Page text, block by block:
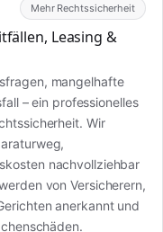
Mehr Rechtssicherheit
Leasing &
mangelhafte
– ein professionelles
Wir
nachvollziehbar
von Versicherern,
anerkannt und